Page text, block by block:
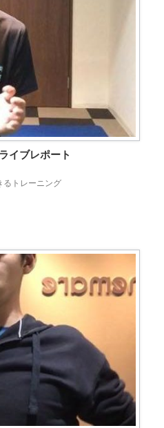
イブレポート
るトレーニング